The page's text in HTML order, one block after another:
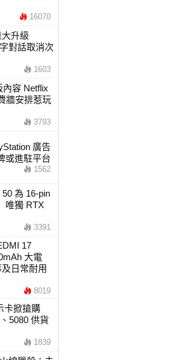
16070
大升級
對話取消次
1603
內容 Netflix
牆安排惹玩
3793
廣告
或進駐平台
1562
為 16-pin
唯獨 RTX
3391
17
大電
日常耐用
8019
卡掀搶購
5080 供貨
1839